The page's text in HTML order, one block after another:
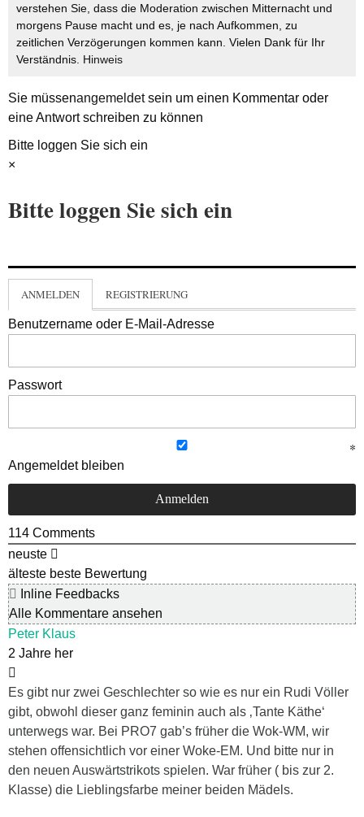
verstehen Sie, dass die Moderation zwischen Mitternacht und
morgens Pause macht und es, je nach Aufkommen, zu
zeitlichen Verzögerungen kommen kann. Vielen Dank für Ihr
Verständnis. Hinweis
Sie müssenangemeldetsein um einen Kommentar oder
eine Antwort schreiben zu können
Bitte loggen Sie sich ein
×
Bitte loggen Sie sich ein
ANMELDEN REGISTRIERUNG
Benutzername oder E-Mail-Adresse
Passwort
Angemeldet bleiben
114 Comments
neuste
älteste beste Bewertung
Inline Feedbacks
Alle Kommentare ansehen
Peter Klaus
2 Jahre her
Es gibt nur zwei Geschlechter so wie es nur ein Rudi Völler
gibt, obwohl dieser ganz feminin auch als ‚Tante Käthe‘
unterwegs war. Bei PRO7 gab’s früher die Wok-WM, wir
stehen offensichtlich vor einer Woke-EM. Und bitte nur in
den neuen Auswärtstrikots spielen. War früher ( bis zur 2.
Klasse) die Lieblingsfarbe meiner beiden Mädels.